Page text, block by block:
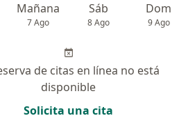
Mañana
7 Ago
Sáb
8 Ago
Dom
9 Ago
de citas en línea no está
disponible
Solicita una cita